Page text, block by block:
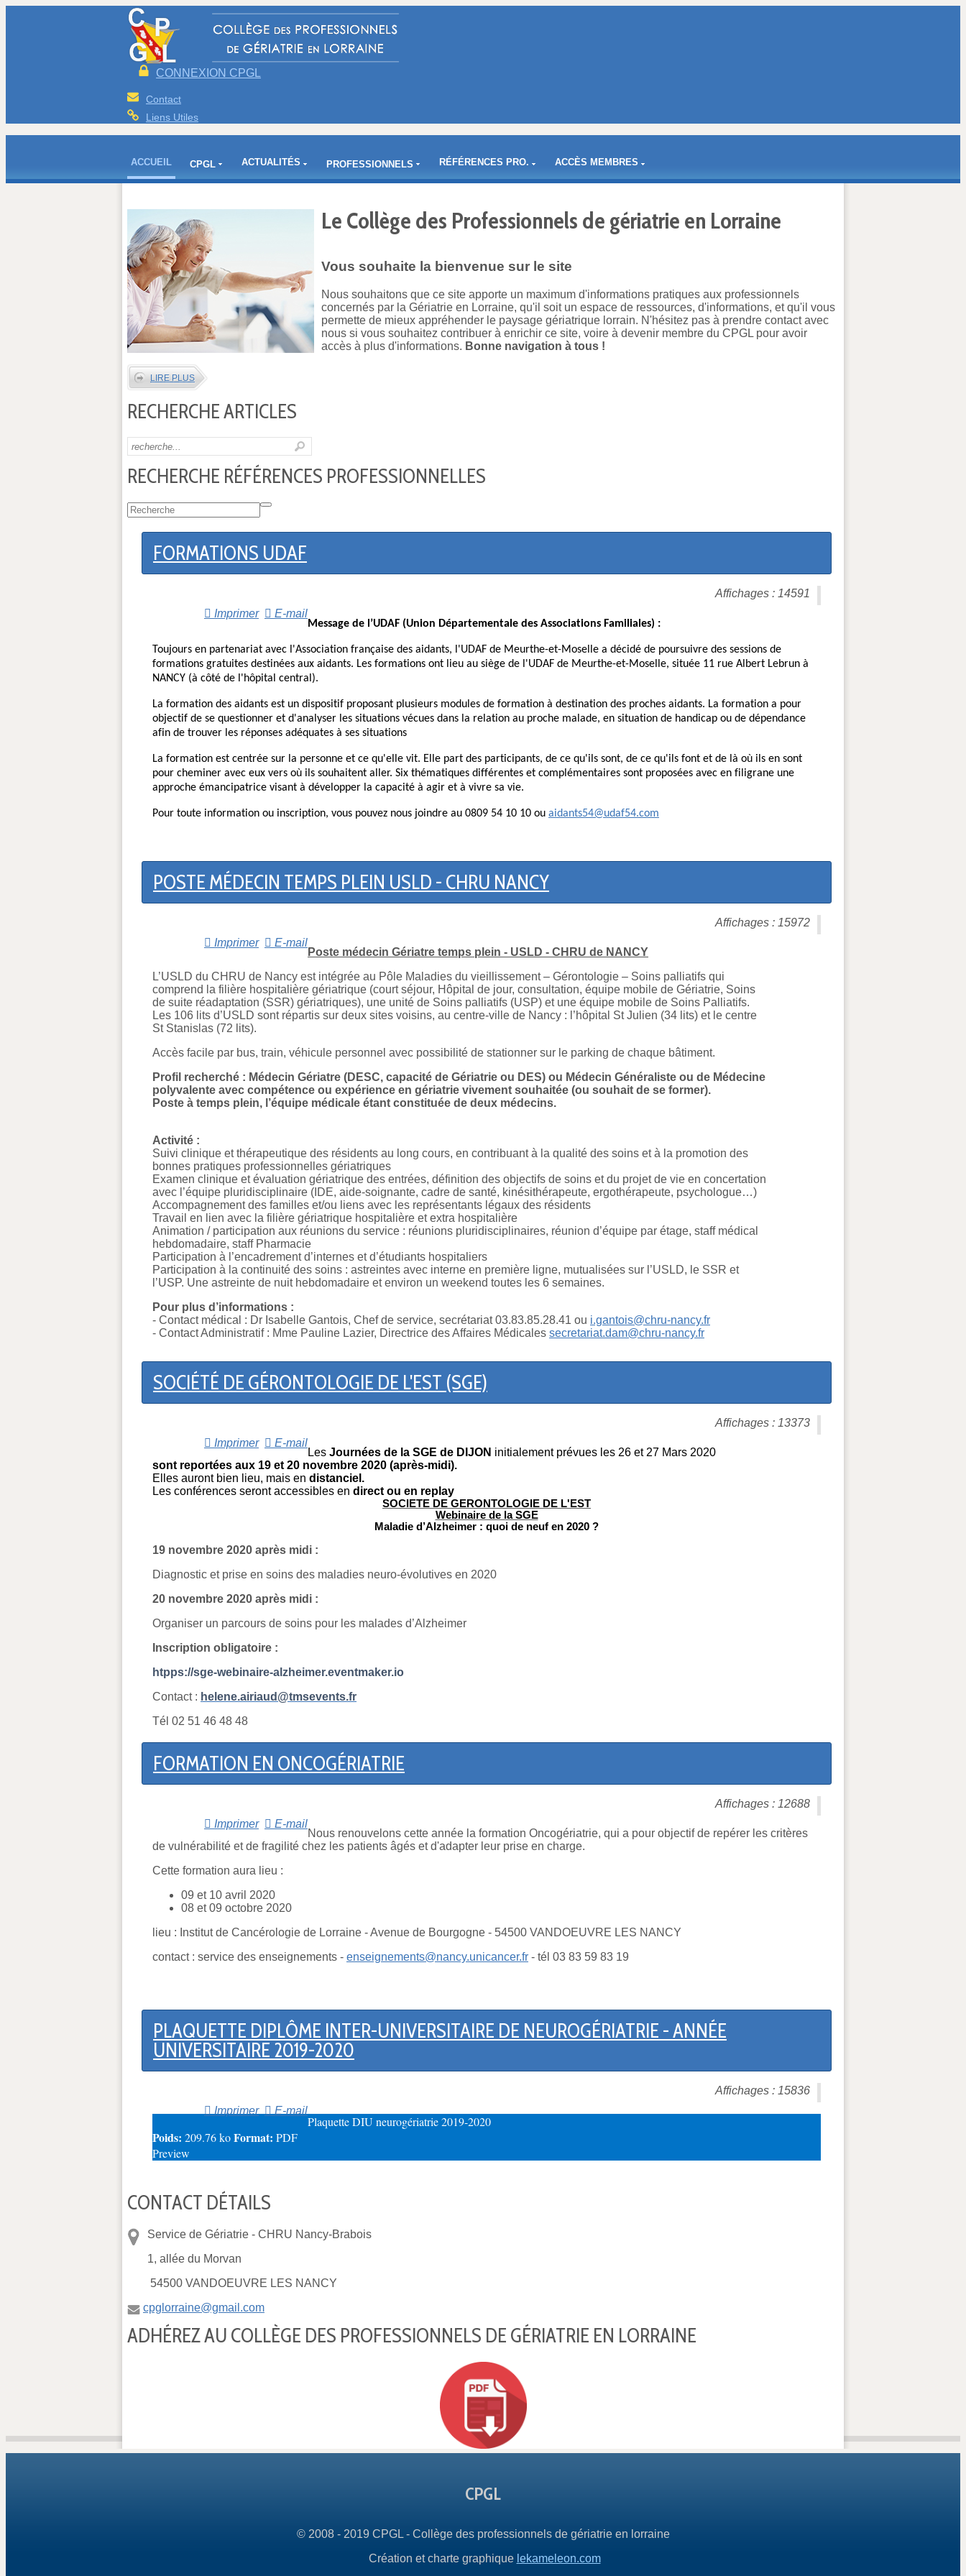
CONNEXION CPGL
Contact
Liens Utiles
ACCUEIL CPGL ACTUALITÉS PROFESSIONNELS RÉFÉRENCES PRO. ACCÈS MEMBRES
Le Collège des Professionnels de gériatrie en Lorraine
Vous souhaite la bienvenue sur le site
Nous souhaitons que ce site apporte un maximum d'informations pratiques aux professionnels
concernés par la Gériatrie en Lorraine, qu'il soit un espace de ressources, d'informations, et qu'il vous
permette de mieux appréhender le paysage gériatrique lorrain. N'hésitez pas à prendre contact avec
nous si vous souhaitez contribuer à enrichir ce site, voire à devenir membre du CPGL pour avoir
accès à plus d'informations. Bonne navigation à tous !
LIRE PLUS
RECHERCHE ARTICLES
RECHERCHE RÉFÉRENCES PROFESSIONNELLES
FORMATIONS UDAF
Affichages : 14591
Imprimer
E-mail
Message de l’UDAF (Union Départementale des Associations Familiales) :
Toujours en partenariat avec l'Association française des aidants, l'UDAF de Meurthe-et-Moselle a décidé de poursuivre des sessions de
formations gratuites destinées aux aidants. Les formations ont lieu au siège de l'UDAF de Meurthe-et-Moselle, située 11 rue Albert Lebrun à
NANCY (à côté de l'hôpital central).
La formation des aidants est un dispositif proposant plusieurs modules de formation à destination des proches aidants. La formation a pour
objectif de se questionner et d'analyser les situations vécues dans la relation au proche malade, en situation de handicap ou de dépendance
afin de trouver les réponses adéquates à ses situations
La formation est centrée sur la personne et ce qu'elle vit. Elle part des participants, de ce qu'ils sont, de ce qu'ils font et de là où ils en sont
pour cheminer avec eux vers où ils souhaitent aller. Six thématiques différentes et complémentaires sont proposées avec en filigrane une
approche émancipatrice visant à développer la capacité à agir et à vivre sa vie.
Pour toute information ou inscription, vous pouvez nous joindre au 0809 54 10 10 ou aidants54@udaf54.com
POSTE MÉDECIN TEMPS PLEIN USLD - CHRU NANCY
Affichages : 15972
Imprimer
E-mail
Poste médecin Gériatre temps plein - USLD - CHRU de NANCY
L’USLD du CHRU de Nancy est intégrée au Pôle Maladies du vieillissement – Gérontologie – Soins palliatifs qui
comprend la filière hospitalière gériatrique (court séjour, Hôpital de jour, consultation, équipe mobile de Gériatrie, Soins
de suite réadaptation (SSR) gériatriques), une unité de Soins palliatifs (USP) et une équipe mobile de Soins Palliatifs.
Les 106 lits d’USLD sont répartis sur deux sites voisins, au centre-ville de Nancy : l’hôpital St Julien (34 lits) et le centre
St Stanislas (72 lits).
Accès facile par bus, train, véhicule personnel avec possibilité de stationner sur le parking de chaque bâtiment.
Profil recherché : Médecin Gériatre (DESC, capacité de Gériatrie ou DES) ou Médecin Généraliste ou de Médecine
polyvalente avec compétence ou expérience en gériatrie vivement souhaitée (ou souhait de se former).
Poste à temps plein, l’équipe médicale étant constituée de deux médecins.
Activité :
Suivi clinique et thérapeutique des résidents au long cours, en contribuant à la qualité des soins et à la promotion des
bonnes pratiques professionnelles gériatriques
Examen clinique et évaluation gériatrique des entrées, définition des objectifs de soins et du projet de vie en concertation
avec l’équipe pluridisciplinaire (IDE, aide-soignante, cadre de santé, kinésithérapeute, ergothérapeute, psychologue…)
Accompagnement des familles et/ou liens avec les représentants légaux des résidents
Travail en lien avec la filière gériatrique hospitalière et extra hospitalière
Animation / participation aux réunions du service : réunions pluridisciplinaires, réunion d’équipe par étage, staff médical
hebdomadaire, staff Pharmacie
Participation à l’encadrement d’internes et d’étudiants hospitaliers
Participation à la continuité des soins : astreintes avec interne en première ligne, mutualisées sur l’USLD, le SSR et
l’USP. Une astreinte de nuit hebdomadaire et environ un weekend toutes les 6 semaines.
Pour plus d’informations :
- Contact médical : Dr Isabelle Gantois, Chef de service, secrétariat 03.83.85.28.41 ou i.gantois@chru-nancy.fr
- Contact Administratif : Mme Pauline Lazier, Directrice des Affaires Médicales secretariat.dam@chru-nancy.fr
SOCIÉTÉ DE GÉRONTOLOGIE DE L'EST (SGE)
Affichages : 13373
Imprimer
E-mail
Les Journées de la SGE de DIJON initialement prévues les 26 et 27 Mars 2020
sont reportées aux 19 et 20 novembre 2020 (après-midi).
Elles auront bien lieu, mais en distanciel.
Les conférences seront accessibles en direct ou en replay
SOCIETE DE GERONTOLOGIE DE L'EST
Webinaire de la SGE
Maladie d’Alzheimer : quoi de neuf en 2020 ?
19 novembre 2020 après midi :
Diagnostic et prise en soins des maladies neuro-évolutives en 2020
20 novembre 2020 après midi :
Organiser un parcours de soins pour les malades d’Alzheimer
Inscription obligatoire :
htpps://sge-webinaire-alzheimer.eventmaker.io
Contact : helene.airiaud@tmsevents.fr
Tél 02 51 46 48 48
FORMATION EN ONCOGÉRIATRIE
Affichages : 12688
Imprimer
E-mail
Nous renouvelons cette année la formation Oncogériatrie, qui a pour objectif de repérer les critères
de vulnérabilité et de fragilité chez les patients âgés et d'adapter leur prise en charge.
Cette formation aura lieu :
09 et 10 avril 2020
08 et 09 octobre 2020
lieu : Institut de Cancérologie de Lorraine - Avenue de Bourgogne - 54500 VANDOEUVRE LES NANCY
contact : service des enseignements - enseignements@nancy.unicancer.fr - tél 03 83 59 83 19
PLAQUETTE DIPLÔME INTER-UNIVERSITAIRE DE NEUROGÉRIATRIE - ANNÉE
UNIVERSITAIRE 2019-2020
Affichages : 15836
Imprimer
E-mail
Plaquette DIU neurogériatrie 2019-2020
Poids: 209.76 koFormat: PDF
Preview
CONTACT DÉTAILS
Service de Gériatrie - CHRU Nancy-Brabois
1, allée du Morvan
54500 VANDOEUVRE LES NANCY
cpglorraine@gmail.com
ADHÉREZ AU COLLÈGE DES PROFESSIONNELS DE GÉRIATRIE EN LORRAINE
CPGL
© 2008 - 2019 CPGL - Collège des professionnels de gériatrie en lorraine
Création et charte graphique lekameleon.com